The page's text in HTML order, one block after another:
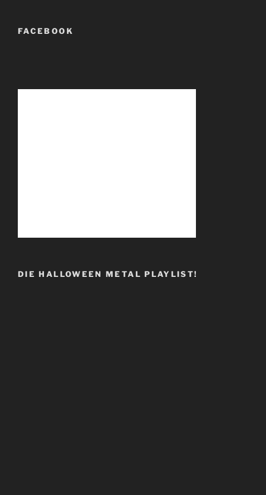
FACEBOOK
DIE HALLOWEEN METAL PLAYLIST!